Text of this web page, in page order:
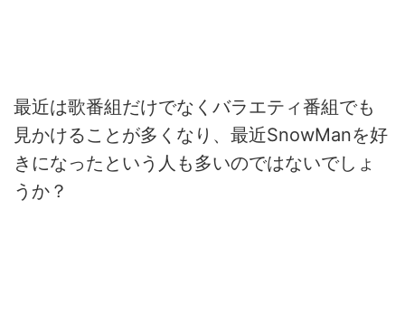
最近は歌番組だけでなくバラエティ番組でも
見かけることが多くなり、最近SnowManを好
きになったという人も多いのではないでしょ
うか？